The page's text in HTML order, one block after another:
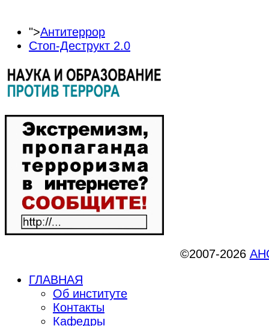
">Антитеррор
Стоп-Деструкт 2.0
©2007-2026
ГЛАВНАЯ
Об институте
Контакты
Кафедры